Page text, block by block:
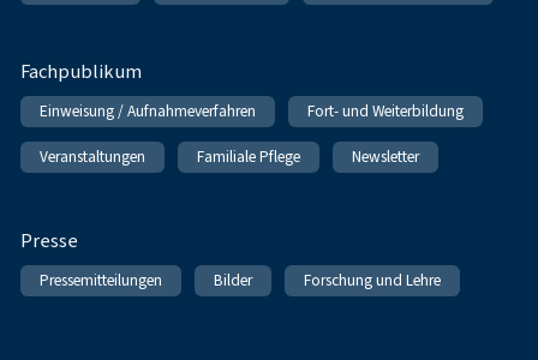
Fachpublikum
Einweisung / Aufnahmeverfahren Fort- und Weiterbildung
Veranstaltungen Familiale Pflege Newsletter
Presse
Pressemitteilungen Bilder Forschung und Lehre